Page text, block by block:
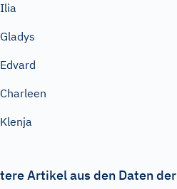
Ilia
Gladys
Edvard
Charleen
Klenja
Artikel aus den Daten der